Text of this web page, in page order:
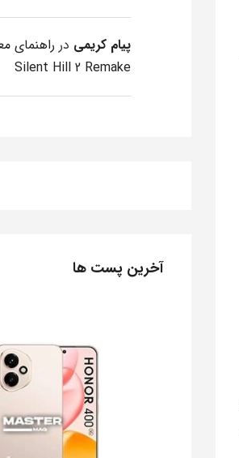
پیام کریمی در راهنمای
Silent Hill 2 Remake
آخرین پست ها